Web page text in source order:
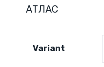
АТЛАС
Variant